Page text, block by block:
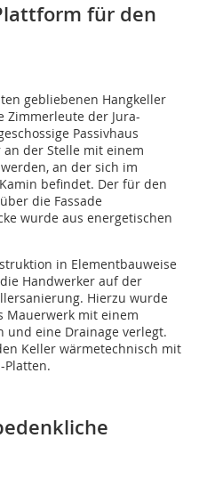
für den
gebliebenen Hangkeller
Zimmerleute der Jura-
Passivhaus
der Stelle mit einem
an der sich im
befindet. Der für den
die Fassade
wurde aus energetischen
in Elementbauweise
Handwerker auf der
Hierzu wurde
Mauerwerk mit einem
und eine Drainage verlegt.
Keller wärmetechnisch mit
Platten.